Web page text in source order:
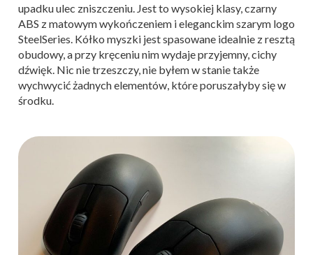
upadku ulec zniszczeniu. Jest to wysokiej klasy, czarny
ABS z matowym wykończeniem i eleganckim szarym logo
SteelSeries. Kółko myszki jest spasowane idealnie z resztą
obudowy, a przy kręceniu nim wydaje przyjemny, cichy
dźwięk. Nic nie trzeszczy, nie byłem w stanie także
wychwycić żadnych elementów, które poruszałyby się w
środku.